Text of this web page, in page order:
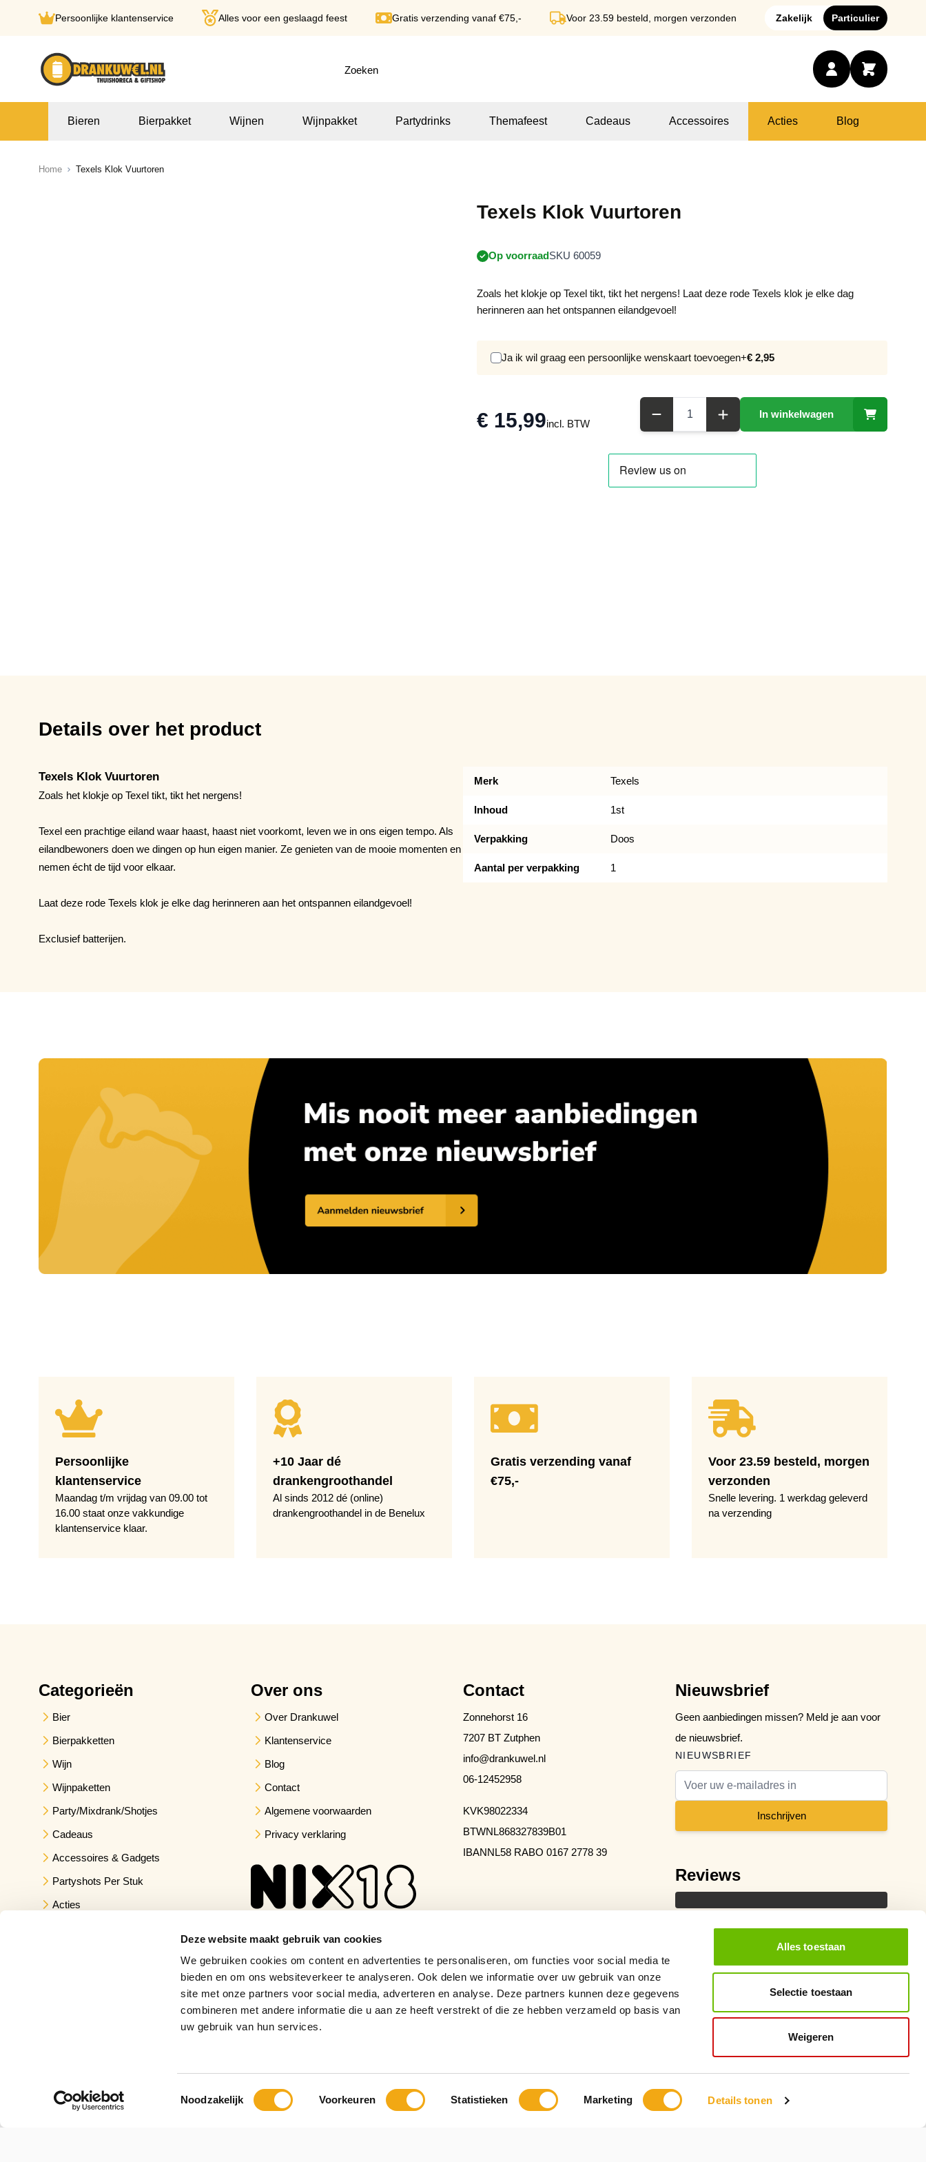
Deze website maakt gebruik van cookies
We gebruiken cookies om content en advertenties te personaliseren, om functies voor social media te
bieden en om ons websiteverkeer te analyseren. Ook delen we informatie over uw gebruik van onze
site met onze partners voor social media, adverteren en analyse. Deze partners kunnen deze gegevens
combineren met andere informatie die u aan ze heeft verstrekt of die ze hebben verzameld op basis van
uw gebruik van hun services.
Toestemmingsselectie
Noodzakelijk Voorkeuren Statistieken Marketing Details tonen
Alles toestaan
Selectie toestaan
Weigeren
Persoonlijke klantenservice Alles voor een geslaagd feest Gratis verzending vanaf €75,- Voor 23.59 besteld, morgen verzonden Zakelijk Particulier
Bieren Bierpakket Wijnen Wijnpakket Partydrinks Themafeest Cadeaus Accessoires Acties Blog
Home Texels Klok Vuurtoren
Texels Klok Vuurtoren
Op voorraadSKU 60059
Zoals het klokje op Texel tikt, tikt het nergens! Laat deze rode Texels klok je elke dag
herinneren aan het ontspannen eilandgevoel!
Ja ik wil graag een persoonlijke wenskaart toevoegen+€ 2,95
€ 15,99incl. BTW
In winkelwagen
Details over het product
Texels Klok Vuurtoren
Zoals het klokje op Texel tikt, tikt het nergens!
Texel een prachtige eiland waar haast, haast niet voorkomt, leven we in ons eigen tempo. Als
eilandbewoners doen we dingen op hun eigen manier. Ze genieten van de mooie momenten en
nemen écht de tijd voor elkaar.
Laat deze rode Texels klok je elke dag herinneren aan het ontspannen eilandgevoel!
Exclusief batterijen.
Merk Texels
Inhoud 1st
Verpakking Doos
Aantal per verpakking 1
Persoonlijke
klantenservice
Maandag t/m vrijdag van 09.00 tot
16.00 staat onze vakkundige
klantenservice klaar.
+10 Jaar dé
drankengroothandel
Al sinds 2012 dé (online)
drankengroothandel in de Benelux
Gratis verzending vanaf
€75,-
Voor 23.59 besteld, morgen
verzonden
Snelle levering. 1 werkdag geleverd
na verzending
Categorieën
Bier
Bierpakketten
Wijn
Wijnpaketten
Party/Mixdrank/Shotjes
Cadeaus
Accessoires & Gadgets
Partyshots Per Stuk
Acties
Over ons
Over Drankuwel
Klantenservice
Blog
Contact
Algemene voorwaarden
Privacy verklaring
Contact
Zonnehorst 16
7207 BT Zutphen
info@drankuwel.nl
06-12452958
KVK98022334
BTWNL868327839B01
IBANNL58 RABO 0167 2778 39
Nieuwsbrief
Geen aanbiedingen missen? Meld je aan voor
de nieuwsbrief.
NIEUWSBRIEF
E-mail adres
Inschrijven
Reviews